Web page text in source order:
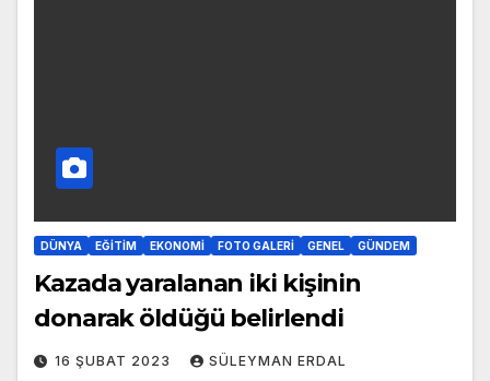
DÜNYA EĞITIM EKONOMI FOTO GALERI GENEL GÜNDEM
Kazada yaralanan iki kişinin
donarak öldüğü belirlendi
16 ŞUBAT 2023 SÜLEYMAN ERDAL